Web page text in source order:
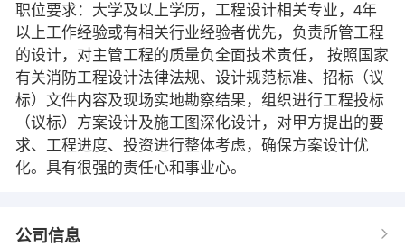
职位要求：大学及以上学历，工程设计相关专业，4年
以上工作经验或有相关行业经验者优先，负责所管工程
的设计，对主管工程的质量负全面技术责任， 按照国家
有关消防工程设计法律法规、设计规范标准、招标（议
标）文件内容及现场实地勘察结果，组织进行工程投标
（议标）方案设计及施工图深化设计，对甲方提出的要
求、工程进度、投资进行整体考虑，确保方案设计优
化。具有很强的责任心和事业心。
公司信息